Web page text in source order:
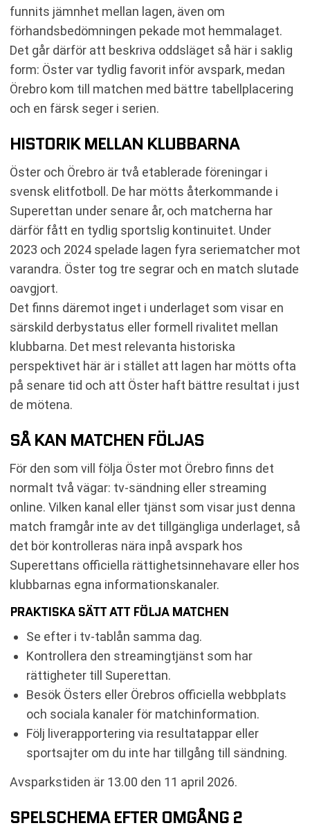
funnits jämnhet mellan lagen, även om
förhandsbedömningen pekade mot hemmalaget.
Det går därför att beskriva oddsläget så här i saklig
form: Öster var tydlig favorit inför avspark, medan
Örebro kom till matchen med bättre tabellplacering
och en färsk seger i serien.
HISTORIK MELLAN KLUBBARNA
Öster och Örebro är två etablerade föreningar i
svensk elitfotboll. De har mötts återkommande i
Superettan under senare år, och matcherna har
därför fått en tydlig sportslig kontinuitet. Under
2023 och 2024 spelade lagen fyra seriematcher mot
varandra. Öster tog tre segrar och en match slutade
oavgjort.
Det finns däremot inget i underlaget som visar en
särskild derbystatus eller formell rivalitet mellan
klubbarna. Det mest relevanta historiska
perspektivet här är i stället att lagen har mötts ofta
på senare tid och att Öster haft bättre resultat i just
de mötena.
SÅ KAN MATCHEN FÖLJAS
För den som vill följa Öster mot Örebro finns det
normalt två vägar: tv-sändning eller streaming
online. Vilken kanal eller tjänst som visar just denna
match framgår inte av det tillgängliga underlaget, så
det bör kontrolleras nära inpå avspark hos
Superettans officiella rättighetsinnehavare eller hos
klubbarnas egna informationskanaler.
PRAKTISKA SÄTT ATT FÖLJA MATCHEN
Se efter i tv-tablån samma dag.
Kontrollera den streamingtjänst som har
rättigheter till Superettan.
Besök Östers eller Örebros officiella webbplats
och sociala kanaler för matchinformation.
Följ liverapportering via resultatappar eller
sportsajter om du inte har tillgång till sändning.
Avsparkstiden är 13.00 den 11 april 2026.
SPELSCHEMA EFTER OMGÅNG 2